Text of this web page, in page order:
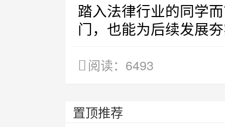
踏入法律行业的同学
门，也能为后续发展
阅读：6493
置顶推荐